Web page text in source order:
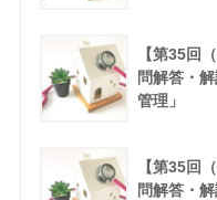
【第35回
問解答・
管理」
【第35回
問解答・